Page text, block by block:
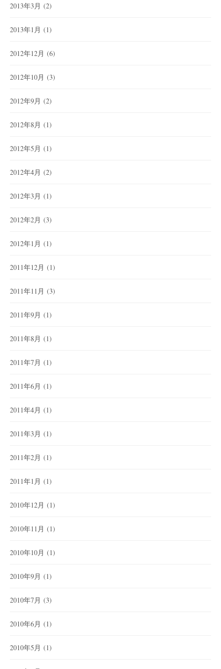
2013年3月 (2)
2013年1月 (1)
2012年12月 (6)
2012年10月 (3)
2012年9月 (2)
2012年8月 (1)
2012年5月 (1)
2012年4月 (2)
2012年3月 (1)
2012年2月 (3)
2012年1月 (1)
2011年12月 (1)
2011年11月 (3)
2011年9月 (1)
2011年8月 (1)
2011年7月 (1)
2011年6月 (1)
2011年4月 (1)
2011年3月 (1)
2011年2月 (1)
2011年1月 (1)
2010年12月 (1)
2010年11月 (1)
2010年10月 (1)
2010年9月 (1)
2010年7月 (3)
2010年6月 (1)
2010年5月 (1)